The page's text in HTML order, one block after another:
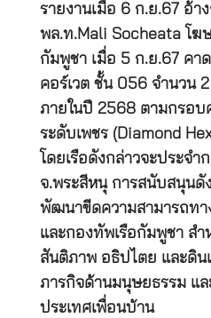
รายงานเมื่อ 6 ก.ย.67 อ้า
พล.ท.Mali Socheata โฆ
กัมพูชา เมื่อ 5 ก.ย.67 คา
คอร์เวต ชั้น 056 จำนวน
ภายในปี 2568 ตามกรอบ
ระดับเพชร (Diamond
โดยเรือดังกล่าวจะประจำ
จ.พระสีหนุ การสนับสนุนดั
พัฒนาขีดความสามารถท
และกองทัพเรือกัมพูชา ส
สันติภาพ อธิปไตย และดิน
ภารกิจด้านมนุษยธรรม แ
ประเทศเพื่อนบ้าน